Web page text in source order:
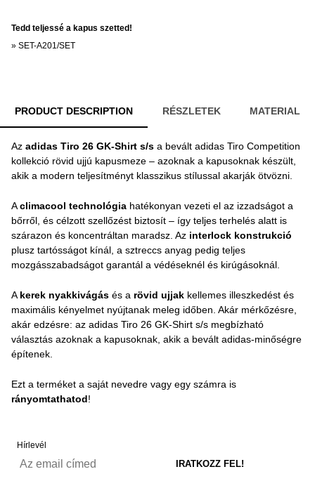
Tedd teljessé a kapus szetted!
» SET-A201/SET
PRODUCT DESCRIPTION RÉSZLETEK MATERIAL
Az adidas Tiro 26 GK-Shirt s/s a bevált adidas Tiro Competition
kollekció rövid ujjú kapusmeze – azoknak a kapusoknak készült,
akik a modern teljesítményt klasszikus stílussal akarják ötvözni.
Aclimacool technológia hatékonyan vezeti el az izzadságot a
bőrről, és célzott szellőzést biztosít – így teljes terhelés alatt is
szárazon és koncentráltan maradsz. Az interlock konstrukció
plusz tartósságot kínál, a sztreccs anyag pedig teljes
mozgásszabadságot garantál a védéseknél és kirúgásoknál.
A kerek nyakkivágás és a rövid ujjak kellemes illeszkedést és
maximális kényelmet nyújtanak meleg időben. Akár mérkőzésre,
akár edzésre: az adidas Tiro 26 GK-Shirt s/s megbízható
választás azoknak a kapusoknak, akik a bevált adidas-minőségre
építenek.
Ezt a terméket a saját nevedre vagy egy számra is
rányomtathatod!
Hírlevél